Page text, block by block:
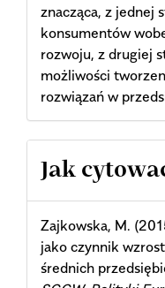
znacząca, z jednej
konsumentów
rozwoju, z drugiej
możliwości
rozwiązań w
Article
Details
Jak
Zajkowska, M.
jako czynnik
średnich